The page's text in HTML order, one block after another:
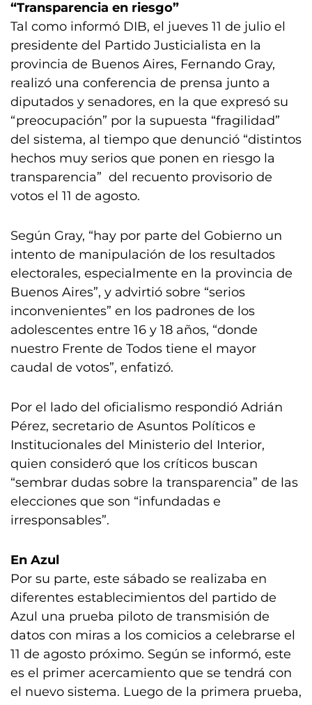
“Transparencia en riesgo”
Tal como informó DIB, el jueves 11 de julio el
presidente del Partido Justicialista en la
provincia de Buenos Aires, Fernando Gray,
realizó una conferencia de prensa junto a
diputados y senadores, en la que expresó su
“preocupación” por la supuesta “fragilidad”
del sistema, al tiempo que denunció “distintos
hechos muy serios que ponen en riesgo la
transparencia” del recuento provisorio de
votos el 11 de agosto.
Según Gray, “hay por parte del Gobierno un
intento de manipulación de los resultados
electorales, especialmente en la provincia de
Buenos Aires”, y advirtió sobre “serios
inconvenientes” en los padrones de los
adolescentes entre 16 y 18 años, “donde
nuestro Frente de Todos tiene el mayor
caudal de votos”, enfatizó.
Por el lado del oficialismo respondió Adrián
Pérez, secretario de Asuntos Políticos e
Institucionales del Ministerio del Interior,
quien consideró que los críticos buscan
“sembrar dudas sobre la transparencia” de las
elecciones que son “infundadas e
irresponsables”.
En Azul
Por su parte, este sábado se realizaba en
diferentes establecimientos del partido de
Azul una prueba piloto de transmisión de
datos con miras a los comicios a celebrarse el
11 de agosto próximo. Según se informó, este
es el primer acercamiento que se tendrá con
el nuevo sistema. Luego de la primera prueba,